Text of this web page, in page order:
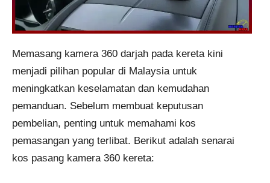
Memasang kamera 360 darjah pada kereta kini
menjadi pilihan popular di Malaysia untuk
meningkatkan keselamatan dan kemudahan
pemanduan. Sebelum membuat keputusan
pembelian, penting untuk memahami kos
pemasangan yang terlibat. Berikut adalah senarai
kos pasang kamera 360 kereta: